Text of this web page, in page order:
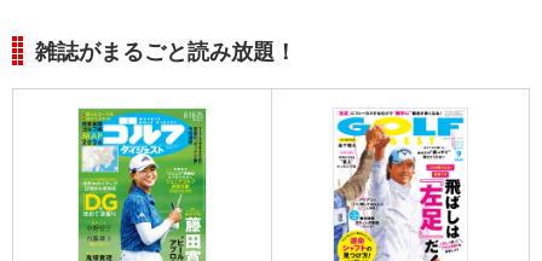
雑誌がまるごと読み放題！